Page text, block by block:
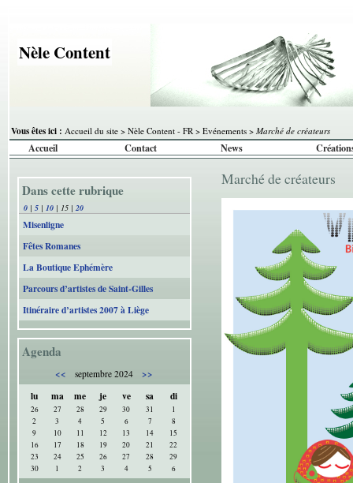
Nèle Content
Vous êtes ici : Accueil du site > Nèle Content - FR > Evénements > Marché de créateurs
Accueil Contact News
Dans cette rubrique
0 | 5 | 10 | 15 | 20
Misenligne
Fêtes Romanes
La Boutique Ephémère
Parcours d’artistes de Saint-Gilles
Itinéraire d’artistes 2007 à Liège
Agenda
<< septembre 2024
>>
lu
ma me je ve sa di
26 27 28 29 30 31
1
2
3 4 5 6 7
8
9
10 11 12 13 14
15
16
17 18 19 20 21
22
23
24 25 26 27 28
29
30
1 2 3 4 5
6
Marché de créateurs